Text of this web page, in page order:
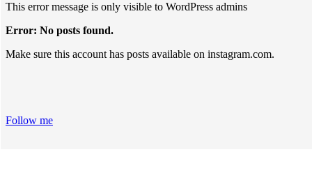
This error message is only visible to WordPress admins
Error: No posts found.
Make sure this account has posts available on instagram.com.
Follow me